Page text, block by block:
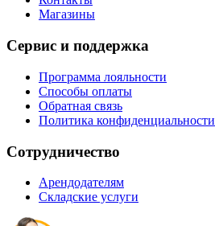
Магазины
Сервис и поддержка
Программа лояльности
Способы оплаты
Обратная связь
Политика конфиденциальности
Сотрудничество
Арендодателям
Складские услуги